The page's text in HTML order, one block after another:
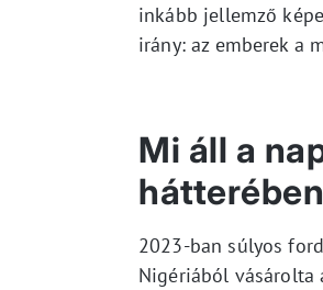
inkább jellemző
irány: az emberek a
Mi áll a
2023-ban súlyos
Nigériából vásárolta